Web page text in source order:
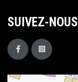
SUIVEZ-NOUS